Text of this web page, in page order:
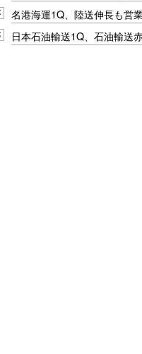
名港海運1Q、陸送伸長も営
日本石油輸送1Q、石油輸送